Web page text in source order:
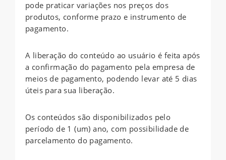
pode praticar variações nos preços dos
produtos, conforme prazo e instrumento de
pagamento.
A liberação do conteúdo ao usuário é feita após
a confirmação do pagamento pela empresa de
meios de pagamento, podendo levar até 5 dias
úteis para sua liberação.
Os conteúdos são disponibilizados pelo
período de 1 (um) ano, com possibilidade de
parcelamento do pagamento.